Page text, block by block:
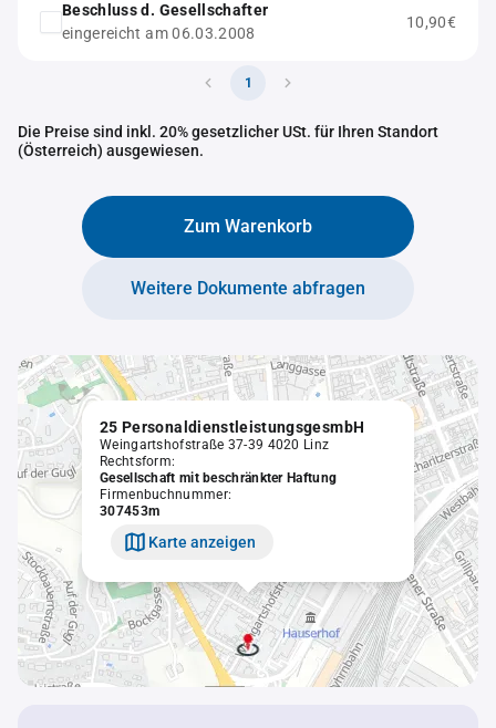
Beschluss d. Gesellschafter
eingereicht am 06.03.2008
10,90€
1
Die Preise sind inkl. 20% gesetzlicher USt. für Ihren Standort
(Österreich) ausgewiesen.
Zum Warenkorb
Weitere Dokumente abfragen
25 PersonaldienstleistungsgesmbH
Weingartshofstraße 37-39 4020 Linz
Rechtsform:
Gesellschaft mit beschränkter Haftung
Firmenbuchnummer:
307453m
Karte anzeigen